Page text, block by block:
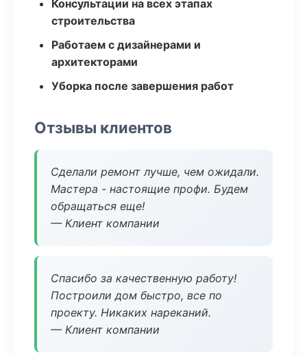
Консультации на всех этапах
строительства
Работаем с дизайнерами и
архитекторами
Уборка после завершения работ
Отзывы клиентов
Сделали ремонт лучше, чем ожидали.
Мастера - настоящие профи. Будем
обращаться еще!
— Клиент компании
Спасибо за качественную работу!
Построили дом быстро, все по
проекту. Никаких нареканий.
— Клиент компании